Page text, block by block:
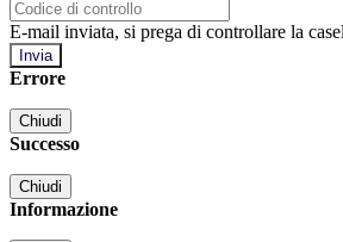
E-mail inviata, si prega di controllare la
Errore
Chiudi
Successo
Chiudi
Informazione